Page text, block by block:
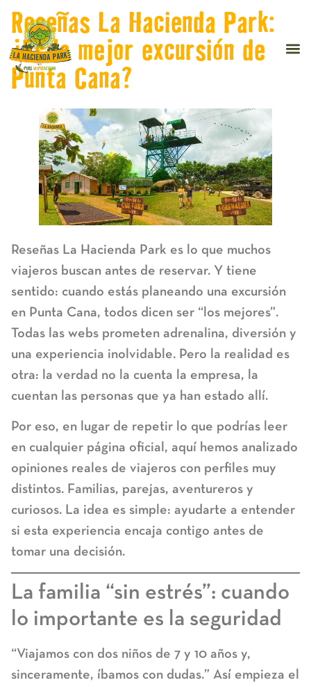
Reseñas La Hacienda Park:
¿Es la mejor excursión de
Punta Cana?
Reseñas La Hacienda Park es lo que muchos
viajeros buscan antes de reservar. Y tiene
sentido: cuando estás planeando una excursión
en Punta Cana, todos dicen ser “los mejores”.
Todas las webs prometen adrenalina, diversión y
una experiencia inolvidable. Pero la realidad es
otra: la verdad no la cuenta la empresa, la
cuentan las personas que ya han estado allí.
Por eso, en lugar de repetir lo que podrías leer
en cualquier página oficial, aquí hemos analizado
opiniones reales de viajeros con perfiles muy
distintos. Familias, parejas, aventureros y
curiosos. La idea es simple: ayudarte a entender
si esta experiencia encaja contigo antes de
tomar una decisión.
La familia “sin estrés”: cuando
lo importante es la seguridad
“Viajamos con dos niños de 7 y 10 años y,
sinceramente, íbamos con dudas.” Así empieza el